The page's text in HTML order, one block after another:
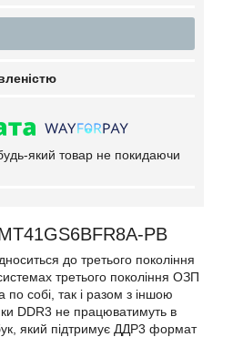
який товар не покидаючи
PB
до третього покоління
третього покоління ОЗП
по собі, так і разом з іншою
DDR3 не працюватимуть в
який підтримує ДДР3 формат